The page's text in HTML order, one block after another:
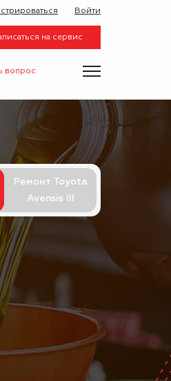
на сервис
Войти
вопрос
Ремонт Toyota
Avensis III